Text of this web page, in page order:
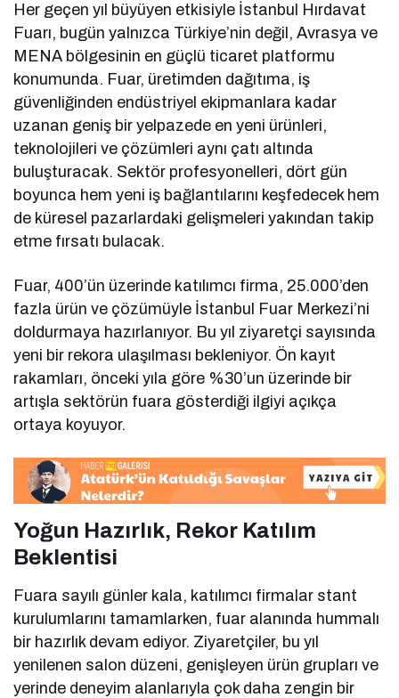
Her geçen yıl büyüyen etkisiyle İstanbul Hırdavat
Fuarı, bugün yalnızca Türkiye’nin değil, Avrasya ve
MENA bölgesinin en güçlü ticaret platformu
konumunda. Fuar, üretimden dağıtıma, iş
güvenliğinden endüstriyel ekipmanlara kadar
uzanan geniş bir yelpazede en yeni ürünleri,
teknolojileri ve çözümleri aynı çatı altında
buluşturacak. Sektör profesyonelleri, dört gün
boyunca hem yeni iş bağlantılarını keşfedecek hem
de küresel pazarlardaki gelişmeleri yakından takip
etme fırsatı bulacak.
Fuar, 400’ün üzerinde katılımcı firma, 25.000’den
fazla ürün ve çözümüyle İstanbul Fuar Merkezi’ni
doldurmaya hazırlanıyor. Bu yıl ziyaretçi sayısında
yeni bir rekora ulaşılması bekleniyor. Ön kayıt
rakamları, önceki yıla göre %30’un üzerinde bir
artışla sektörün fuara gösterdiği ilgiyi açıkça
ortaya koyuyor.
Yoğun Hazırlık, Rekor Katılım
Beklentisi
Fuara sayılı günler kala, katılımcı firmalar stant
kurulumlarını tamamlarken, fuar alanında hummalı
bir hazırlık devam ediyor. Ziyaretçiler, bu yıl
yenilenen salon düzeni, genişleyen ürün grupları ve
yerinde deneyim alanlarıyla çok daha zengin bir